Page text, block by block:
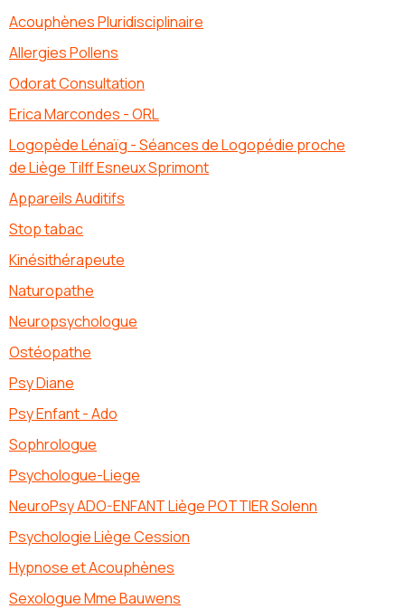
Acouphènes Pluridisciplinaire
Allergies Pollens
Odorat Consultation
Erica Marcondes - ORL
Logopède Lénaïg - Séances de Logopédie proche
de Liège Tilff Esneux Sprimont
Appareils Auditifs
Stop tabac
Kinésithérapeute
Naturopathe
Neuropsychologue
Ostéopathe
Psy Diane
Psy Enfant - Ado
Sophrologue
Psychologue-Liege
NeuroPsy ADO-ENFANT Liège POTTIER Solenn
Psychologie Liège Cession
Hypnose et Acouphènes
Sexologue Mme Bauwens